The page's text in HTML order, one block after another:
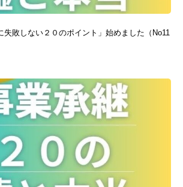
失敗しない２０のポイント」始めました（No11